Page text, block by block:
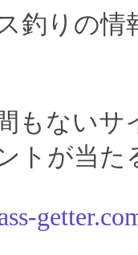
釣りの情
もないサ
トが当た